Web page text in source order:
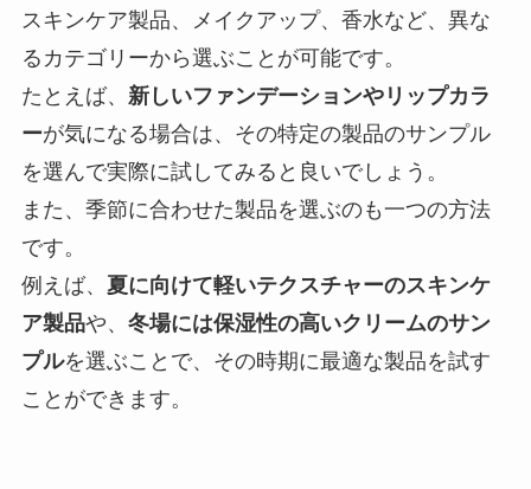
スキンケア製品、メイクアップ、香水など、異な
るカテゴリーから選ぶことが可能です。
たとえば、 新しいファンデーションやリップカラ
ーが気になる場合は、その特定の製品のサンプル
を選んで実際に試してみると良いでしょう。
また、季節に合わせた製品を選ぶのも一つの方法
です。
例えば、 夏に向けて軽いテクスチャーのスキンケ
ア製品や、 冬場には保湿性の高いクリームのサン
プルを選ぶことで、その時期に最適な製品を試す
ことができます。